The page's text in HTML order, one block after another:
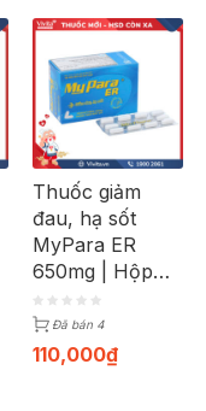
Thuốc giảm
đau, hạ sốt
MyPara ER
650mg | Hộp
100 viên
Đã bán 4
110,000₫